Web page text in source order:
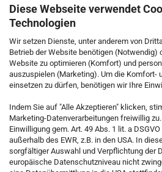
Diese Webseite verwendet
Technologien
Wir setzen Dienste, unter anderem von
Betrieb der Website benötigen (Notwendig)
Website zu optimieren (Komfort) und
auszuspielen (Marketing). Um die Komfort-
einsetzen zu dürfen, benötigen wir Ihre
Indem Sie auf "Alle Akzeptieren" klicken,
Marketing-Datenverarbeitungen freiwillig
Einwilligung gem. Art. 49 Abs. 1 lit. a
außerhalb des EWR, z.B. in den USA. In
sorgfältiger Auswahl und Verpflichtung der
europäische Datenschutzniveau nicht
KONTAKT
Kostenfreie Service-Hotline
0800 5892815